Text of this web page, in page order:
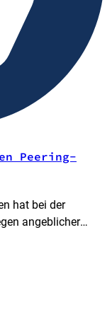
Peering-
hat bei der
angeblicher
eingereicht.